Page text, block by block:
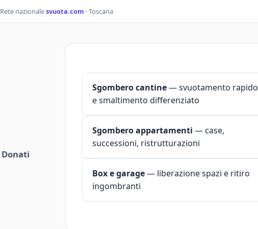
Rete nazionalesvuota.com · Toscana
Donati
Sgombero cantine— svuotamento rapido
e smaltimento differenziato
Sgombero appartamenti — case,
successioni, ristrutturazioni
Box e garage— liberazione spazi e ritiro
ingombranti